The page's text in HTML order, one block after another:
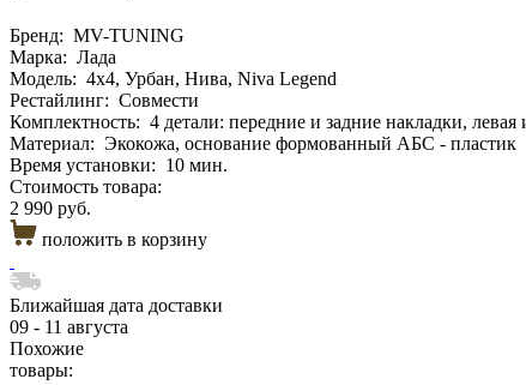
Бренд: MV-TUNING
Марка: Лада
Модель: 4х4, Урбан, Нива, Niva Legend
Рестайлинг: Совмести
Комплектность: 4 детали: передние и задние накладки,
Материал: Экокожа, основание формованный АБС - пластик
Время установки: 10 мин.
Стоимость товара:
2 990 руб.
положить в корзину
Ближайшая дата доставки
09 - 11 августа
Похожие
товары: